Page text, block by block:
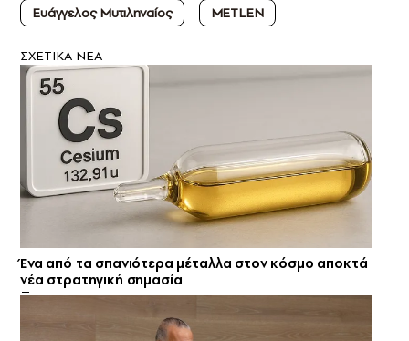
Ευάγγελος Μυτιληναίoς METLEN
ΣXETIKA NEA
Ένα από τα σπανιότερα μέταλλα στον κόσμο αποκτά
νέα στρατηγική σημασία